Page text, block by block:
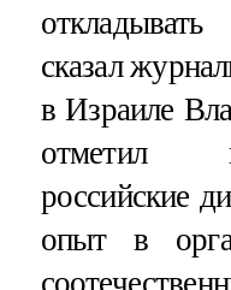
сказал
в Израиле
отметил
российские
опыт в